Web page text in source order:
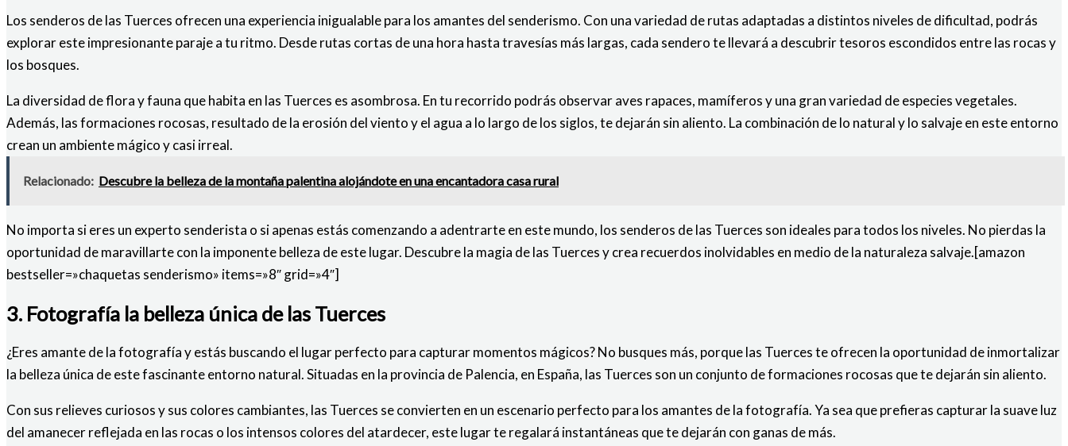
Los senderos de las Tuerces ofrecen una experiencia inigualable para los amantes del senderismo. Con una variedad de rutas adaptadas a distintos niveles de dificultad, podrás
explorar este impresionante paraje a tu ritmo. Desde rutas cortas de una hora hasta travesías más largas, cada sendero te llevará a descubrir tesoros escondidos entre las rocas y
los bosques.
La diversidad de flora y fauna que habita en las Tuerces es asombrosa. En tu recorrido podrás observar aves rapaces, mamíferos y una gran variedad de especies vegetales.
Además, las formaciones rocosas, resultado de la erosión del viento y el agua a lo largo de los siglos, te dejarán sin aliento. La combinación de lo natural y lo salvaje en este entorno
crean un ambiente mágico y casi irreal.
Relacionado: Descubre la belleza de la montaña palentina alojándote en una encantadora casa rural
No importa si eres un experto senderista o si apenas estás comenzando a adentrarte en este mundo, los senderos de las Tuerces son ideales para todos los niveles. No pierdas la
oportunidad de maravillarte con la imponente belleza de este lugar. Descubre la magia de las Tuerces y crea recuerdos inolvidables en medio de la naturaleza salvaje.[amazon
bestseller=»chaquetas senderismo» items=»8″ grid=»4″]
3. Fotografía la belleza única de las Tuerces
¿Eres amante de la fotografía y estás buscando el lugar perfecto para capturar momentos mágicos? No busques más, porque las Tuerces te ofrecen la oportunidad de inmortalizar
la belleza única de este fascinante entorno natural. Situadas en la provincia de Palencia, en España, las Tuerces son un conjunto de formaciones rocosas que te dejarán sin aliento.
Con sus relieves curiosos y sus colores cambiantes, las Tuerces se convierten en un escenario perfecto para los amantes de la fotografía. Ya sea que prefieras capturar la suave luz
del amanecer reflejada en las rocas o los intensos colores del atardecer, este lugar te regalará instantáneas que te dejarán con ganas de más.